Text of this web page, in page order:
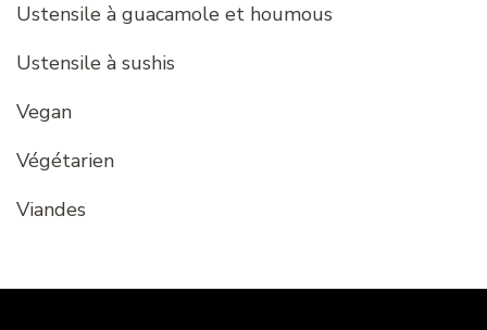
Ustensile à guacamole et houmous
Ustensile à sushis
Vegan
Végétarien
Viandes